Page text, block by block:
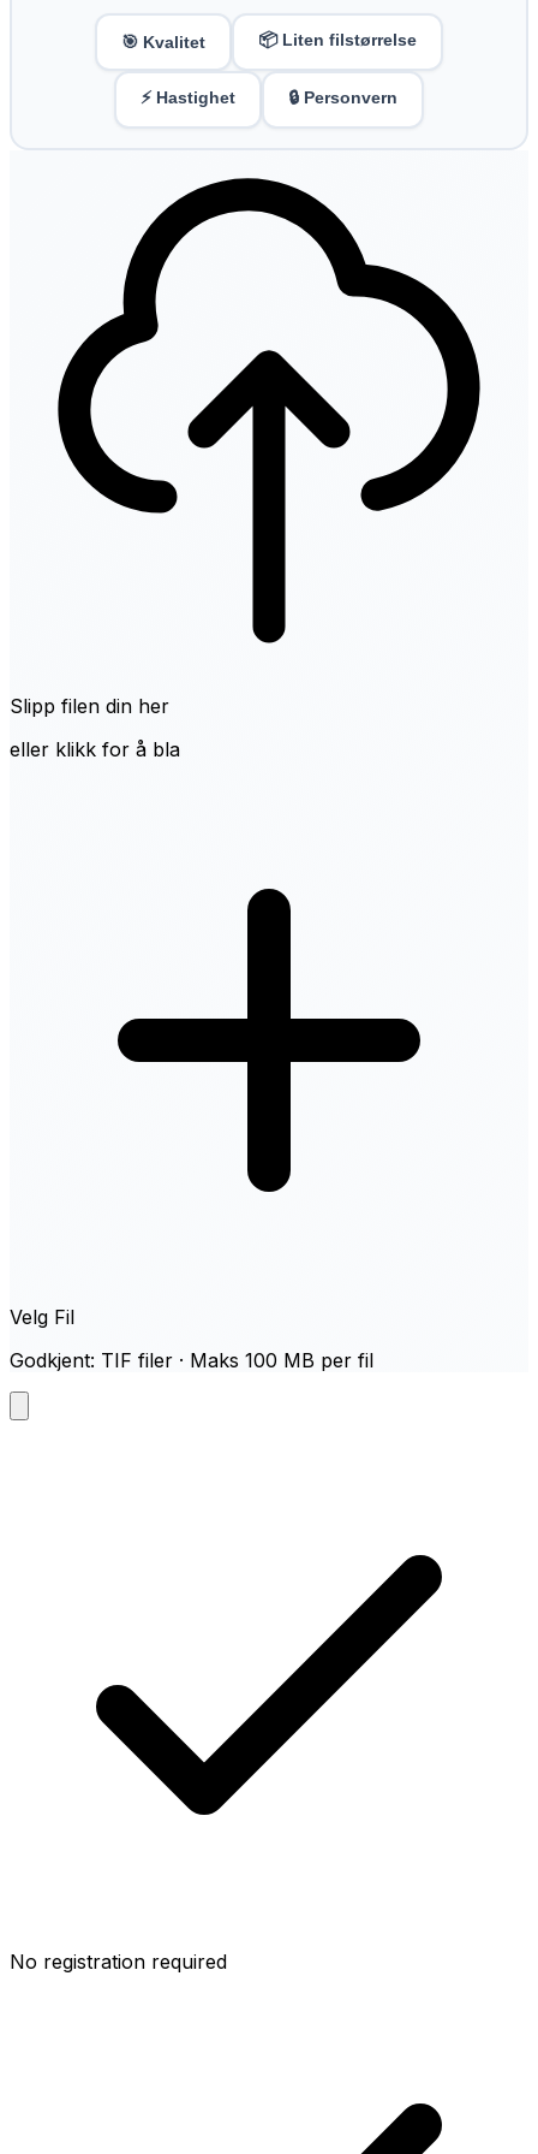
🎯 Kvalitet 📦 Liten filstørrelse
⚡ Hastighet 🔒 Personvern
Slipp filen din her
eller klikk for å bla
Velg Fil
Godkjent: TIF filer · Maks 100 MB per fil
No registration required